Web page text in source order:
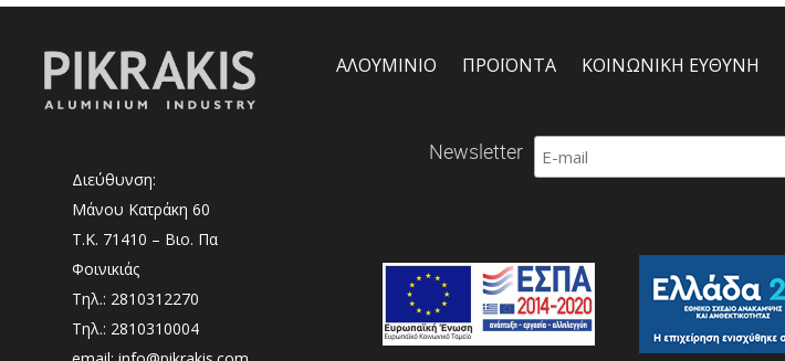
Διεύθυνση:
Μάνου Κατράκη 60
Τ.Κ. 71410 – Βιο. Πα
Φοινικιάς
Τηλ.: 2810312270
Τηλ.: 2810310004
ΑΛΟΥΜΙΝΙΟ ΠΡΟΪΟΝΤΑ ΚΟΙΝΩΝΙΚΗ ΕΥΘΥΝΗ
Newsletter